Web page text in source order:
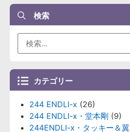
検索
カテゴリー
244 ENDLI-x (26)
244 ENDLI-x・堂本剛 (9)
244ENDLI-x・タッキー＆翼